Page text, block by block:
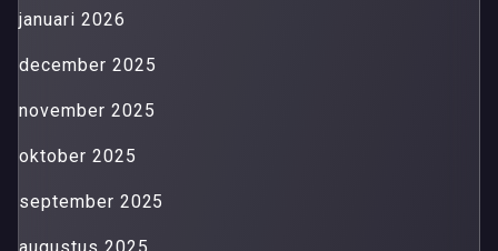
januari 2026
december 2025
november 2025
oktober 2025
september 2025
augustus 2025